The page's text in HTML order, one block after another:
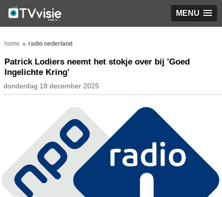
MENU
home radio nederland
Patrick Lodiers neemt het stokje over bij 'Goed
Ingelichte Kring'
donderdag 18 december 2025